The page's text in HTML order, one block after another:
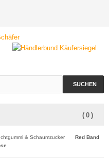
SUCHEN
( 0 )
& Schaumzucker
Red Band